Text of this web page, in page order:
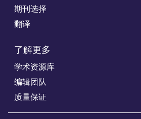
期刊选择
翻译
了解更多
学术资源库
编辑团队
质量保证